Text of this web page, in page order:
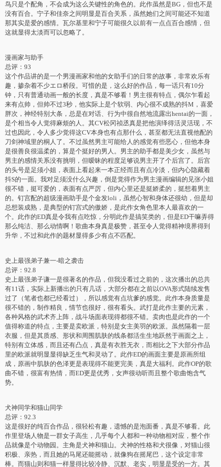
鸟只是个配角，不会成为这么关键性的角色的。此作虽然是BG，但也不是
没有百合。宁子和佳奈之间明显是百合关系，虽然她们之间可能还不知道
那其实是爱的感情。瓦尔基里和宁子可能很久以前有一点点百合感情，但
这就显得太淡而可以忽略了。
漫画家与助手
总评：93
这个作品讲的是一个男漫画家和他的女助手们的日常的故事，非常欢乐有
趣，掺杂着不少エロ桥段。可惜的是，这么好的作品，每一话只有10分
钟，只有普通动画一般的长度，真是不够看！男主很有特点，偶尔乍看起
来有点帅，但帅不过3秒，他实际上是个软弱、内心很不成熟的抖M，喜爱
胖次，神经特别大条，总是在对话、行为中很自然地流露出hentai的一面，
是个相当令人觉得麻烦的人。其CV松冈祯丞真是把他演绎得活灵活现，不
过也因此，令人多少觉得这CV本身也有点那什么，甚至都无法直视他配的
刀剑神域里的桐人了。不过虽然男主可能给人的感觉有些恶心，但他本身
是很善良很温柔的，算是个挺好的男人。男主的助手都是美少女，虽然与
男主的感情关系没有挑明，但暧昧的程度足够说男主开了个后宫了。后宫
的头号是足须小姐，表面上看起来一本正经而且有点冷淡，但内心隐藏着
抖S的一面。我对足须没什么兴趣，倒是觉得作为男主漫画编辑的见张小姐
很不错，挺可爱的，表面有点严厉，但内心里还是挺娇柔的，挺想着男主
的。钉宫配的超级漫画助手是个金发loli，虽然心智和身体还很幼，但是却
总想装成熟，是典型的钉宫式的傲娇，是此作女角色里本人最喜欢的一
个。此作的ED真是令我有点吃惊，分明此作是搞笑类的，但是ED干嘛弄得
那么纯洁、那么动情啊！歌曲本身真是极赞，甚至令人觉得精神境界得到
升华，不过和此作的题材显得多少有点不匹配。
史上最强弟子兼一-暗之袭击
总评：92.8
史上最强弟子谦一是很著名的作品，但我没看过之前的，这次播出的总共
有11话，实际上新播出的只有几话，大部分都在之前以OVA形式陆续发售
过了（笔者也都已经看过），所以感觉有点坑爹的感觉。此作本身质量是
很不错的，制作精良，情节也很好，很有看头。武打是此作主要的元素，
各种风格的武术齐上阵，战斗场面表现得都很不错。卖肉也是此作的一个
值得称道的特点，主要是卖欧派，特别是女主美羽的欧派。虽然隔着一层
衣服，但是其质感、形状和周围肌肤的线条都活生生地跃然于画面之上，
特别有立体感，而且还有凸点，真是有衣胜无衣，而相比之下大部分作品
里的欧派就明显显得缺乏生气和灵动了。此作ED的画面主要是原画所组
成，原画中肌肤的色泽更是表现得不能更完美，真是大福利。此作OP的歌
曲不错，很富有热情，而ED更是优秀，女声很动听而且整个歌曲饱含气
势。
犬神同学和猫山同学
总评：92.3
这是很好的纯百合作品，很轻松有趣，遗憾的是泡面番，真是不够看。此
作里登场人物是一群女子高生，几乎每个人都和一种动物相对应，整个作
品就像是个动物园。主角是犬神和猫山。犬神的性格和犬很像，对猫山很
积极、亲热，而且她的马尾还能摇动，就像狗在摇尾巴，这个设定非常
棒。而猫山则和猫一样显得比较冷静、沉默、老实，明显是受的一方。其